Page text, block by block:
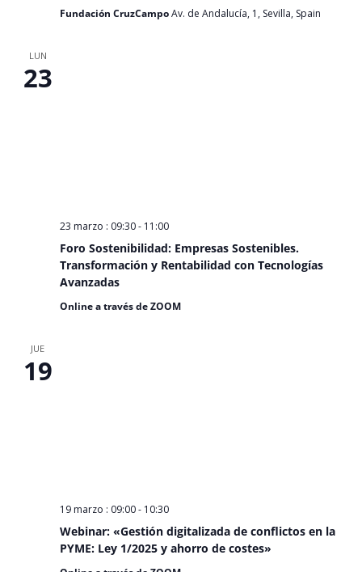
Fundación CruzCampoAv. de Andalucía, 1, Sevilla, Spain
LUN
23
Foro Sostenibilidad: Empresas Sostenibles.
Transformación y Rentabilidad con Tecnologías
Avanzadas
23 marzo : 09:30- 11:00
Online a través de ZOOM
JUE
19
Webinar: «Gestión digitalizada de conflictos en la
PYME: Ley 1/2025 y ahorro de costes»
19 marzo : 09:00- 10:30